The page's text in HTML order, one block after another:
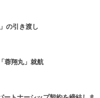
の引き渡し
蓉翔丸」就航